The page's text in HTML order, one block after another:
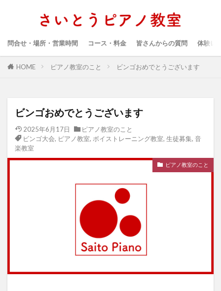
問合せ・場所・営業時間 コース・料金 皆さんからの質問 体験レ
HOME ピアノ教室のこと ビンゴおめでとうございます
ビンゴおめでとうございます
2025年6月17日
ピアノ教室のこと
ビンゴ大会, ピアノ教室, ボイストレーニング教室, 生徒募集, 音
楽教室
ピアノ教室のこと